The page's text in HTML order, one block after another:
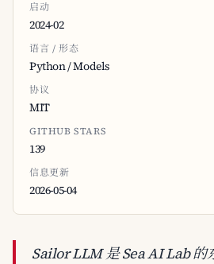
启动
2024-02
语言 / 形态
Python / Models
协议
MIT
GITHUB STARS
139
信息更新
2026-05-04
Sailor LLM 是 Sea AI Lab 的